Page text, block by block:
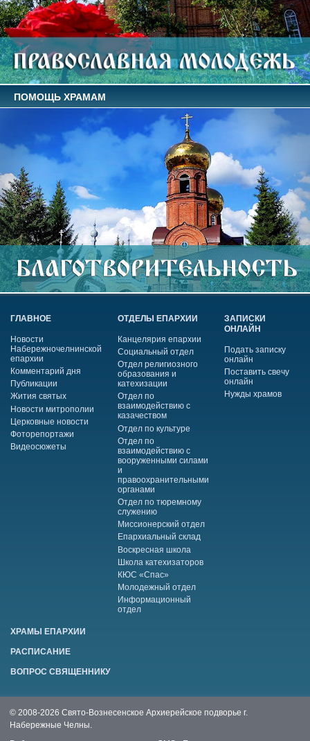
ПОМОЩЬ ХРАМАМ
ГЛАВНОЕ
Новости
Набережночелнинской
епархии
Комментарий дня
Публикации
Жития святых
Новости митрополии
Церковные новости
Фоторепортажи
Видеосюжеты
ОТДЕЛЫ ЕПАРХИИ
Канцелярия епархии
Социальный отдел
Отдел религиозного
образования и
катехизации
Отдел по
взаимодействию с
казачеством
Отдел по культуре
Отдел по
взаимодействию с
вооруженными силами
и
правоохранительными
органами
Отдел по тюремному
служению
Миссионерский отдел
Епархиальный склад
Воскресная школа
Школа катехизаторов
КЮС «Спас»
Молодежный отдел
Информационный
отдел
ЗАПИСКИ
ОНЛАЙН
Подать записку
онлайн
Поставить свечу
онлайн
Нужды храмов
ХРАМЫ ЕПАРХИИ
РАСПИСАНИЕ
ВОПРОС СВЯЩЕННИКУ
© 2008-2026 Свято-Вознесенское Архиерейское подворье г.
Набережные Челны.